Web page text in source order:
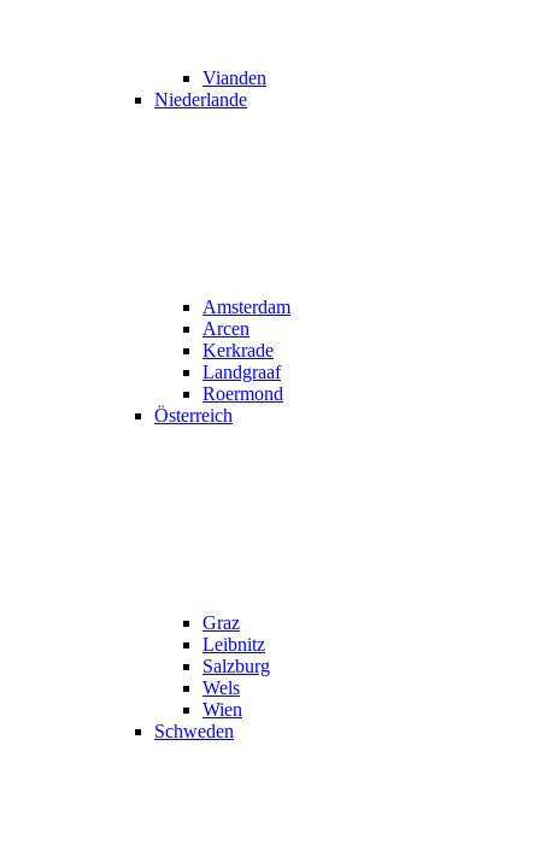
Vianden
Niederlande
Amsterdam
Arcen
Kerkrade
Landgraaf
Roermond
Österreich
Graz
Leibnitz
Salzburg
Wels
Wien
Schweden